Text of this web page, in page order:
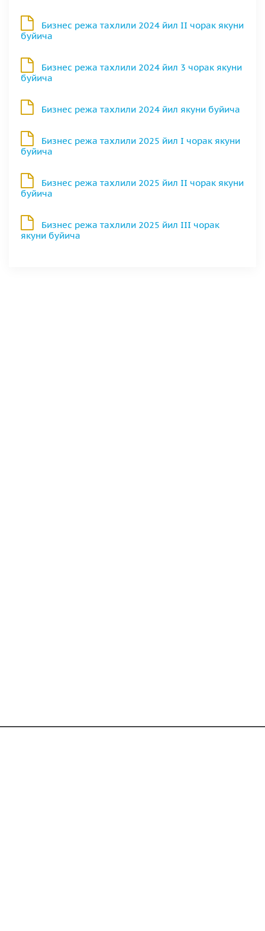
Бизнес режа тахлили 2025 йил III чорак
якуни буйича
Бизнес режа тахлили 2025 йил II чорак якуни
буйича
Бизнес режа тахлили 2025 йил I чорак якуни
буйича
Бизнес режа тахлили 2024 йил якуни буйича
Бизнес режа тахлили 2024 йил 3 чорак якуни
буйича
Бизнес режа тахлили 2024 йил II чорак якуни
буйича